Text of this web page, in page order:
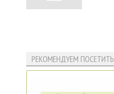
РЕКОМЕНДУЕМ ПОСЕТИТЬ